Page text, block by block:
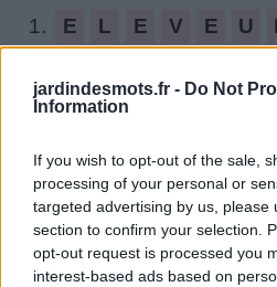
jardindesmots.fr - Do Not
Information
If you wish to opt-out of the sale,
processing of your personal or
targeted advertising by us, please
section to confirm your selection.
opt-out request is processed you
interest-based ads based on
1. E L E V E U
3. E L
5. R E V E L
E
6. L E V U R
E
7. R E E L
U